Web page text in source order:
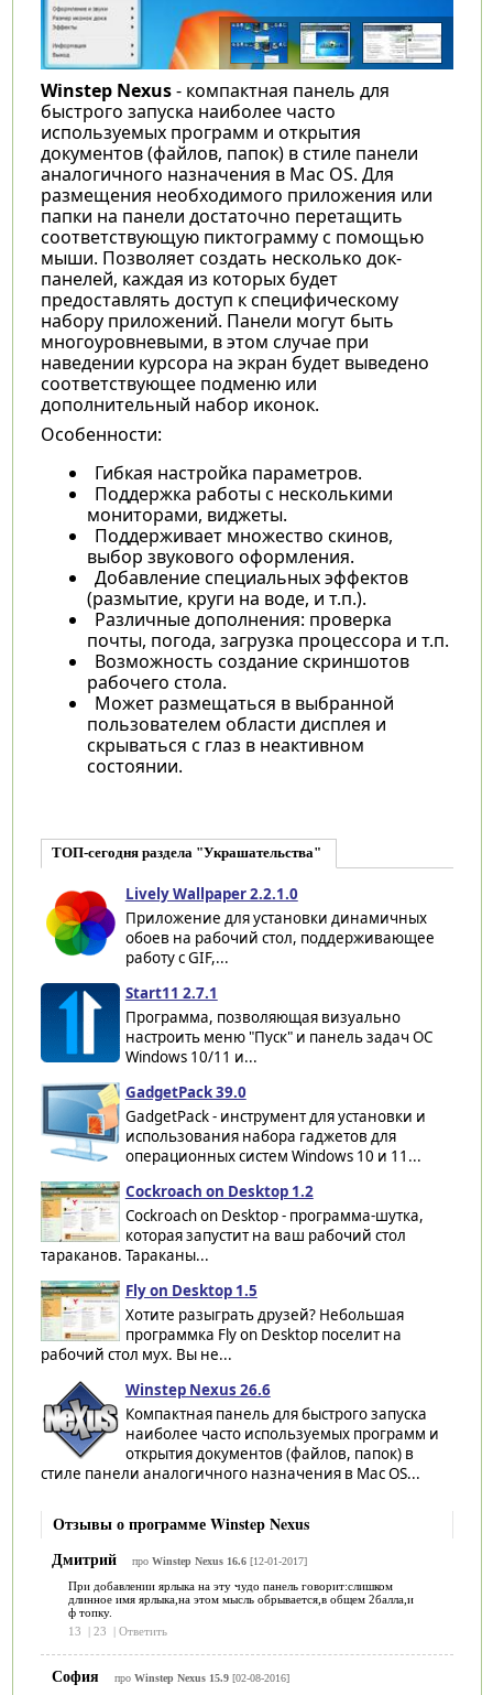
Winstep Nexus- компактная панель для
быстрого запуска наиболее часто
используемых программ и открытия
документов (файлов, папок) в стиле панели
аналогичного назначения в Mac OS. Для
размещения необходимого приложения или
папки на панели достаточно перетащить
соответствующую пиктограмму с помощью
мыши. Позволяет создать несколько док-
панелей, каждая из которых будет
предоставлять доступ к специфическому
набору приложений. Панели могут быть
многоуровневыми, в этом случае при
наведении курсора на экран будет выведено
соответствующее подменю или
дополнительный набор иконок.
Особенности:
Гибкая настройка параметров.
Поддержка работы с несколькими
мониторами, виджеты.
Поддерживает множество скинов,
выбор звукового оформления.
Добавление специальных эффектов
(размытие, круги на воде, и т.п.).
Различные дополнения: проверка
почты, погода, загрузка процессора и т.п.
Возможность создание скриншотов
рабочего стола.
Может размещаться в выбранной
пользователем области дисплея и
скрываться с глаз в неактивном
состоянии.
ТОП-сегодня раздела "Украшательства"
Lively Wallpaper 2.2.1.0
Приложение для установки динамичных
обоев на рабочий стол, поддерживающее
работу с GIF,...
Start11 2.7.1
Программа, позволяющая визуально
настроить меню "Пуск" и панель задач ОС
Windows 10/11 и...
GadgetPack 39.0
GadgetPack - инструмент для установки и
использования набора гаджетов для
операционных систем Windows 10 и 11...
Cockroach on Desktop 1.2
Cockroach on Desktop - программа-шутка,
которая запустит на ваш рабочий стол
тараканов. Тараканы...
Fly on Desktop 1.5
Хотите разыграть друзей? Небольшая
программка Fly on Desktop поселит на
рабочий стол мух. Вы не...
Winstep Nexus 26.6
Компактная панель для быстрого запуска
наиболее часто используемых программ и
открытия документов (файлов, папок) в
стиле панели аналогичного назначения в Mac OS...
Отзывы о программе Winstep Nexus
Дмитрий
про Winstep Nexus 16.6[12-01-2017]
При добавлении ярлыка на эту чудо панель говорит:слишком
длинное имя ярлыка,на этом мысль обрывается,в общем 2балла,и
ф топку.
13
23 Ответить
София про Winstep Nexus 15.9[02-08-2016]